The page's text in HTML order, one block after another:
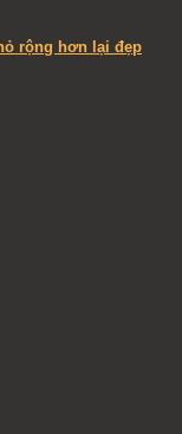
rộng hơn lại đẹp